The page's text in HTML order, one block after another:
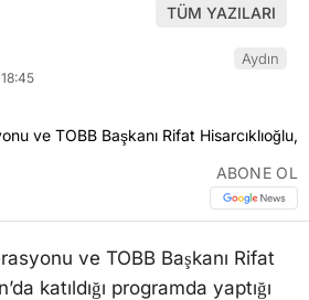
TÜM YAZILARI
Aydın
ABONE OL
ve TOBB Başkanı Rifat
katıldığı programda yaptığı